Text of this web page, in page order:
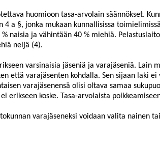
huomioon tasa-arvolain säännökset.
4 a §, jonka mukaan kunnallisissa
% naisia ja vähintään 40 % miehiä.
neljä (4).
varsinaisia jäseniä ja varajäseniä. Lain
että varajäsenten kohdalla. Sen sijaan laki
varajäsenensä olisi oltava samaa
erikseen koske. Tasa-arvolaista
varajäseneksi voidaan valita nainen